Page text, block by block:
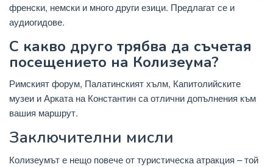
френски, немски и много други езици. Предлагат се и
аудиогидове.
С какво друго трябва да съчетая
посещението на Колизеума?
Римският форум, Палатинският хълм, Капитолийските
музеи и Арката на Константин са отлични допълнения към
вашия маршрут.
Заключителни мисли
Колизеумът е нещо повече от туристическа атракция – той